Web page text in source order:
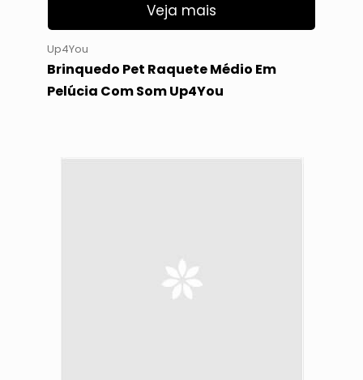
Veja mais
Up4You
Brinquedo Pet Raquete Médio Em
Pelúcia Com Som Up4You